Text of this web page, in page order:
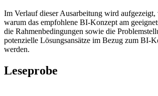
Im Verlauf dieser Ausarbeitung wird
warum das empfohlene BI-Konzept am
die Rahmenbedingungen sowie die
potenzielle Lösungsansätze im Bezug zum BI-
werden.
Leseprobe